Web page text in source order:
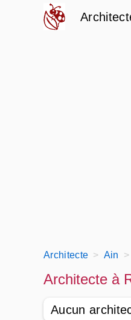
Architecte Ain
Architecte à
Aucun